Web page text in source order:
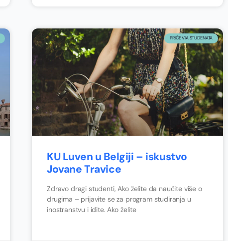
PRIČE VIA STUDENATA
KU Luven u Belgiji – iskustvo
Jovane Travice
Zdravo dragi studenti, Ako želite da naučite više o
drugima – prijavite se za program studiranja u
inostranstvu i idite. Ako želite